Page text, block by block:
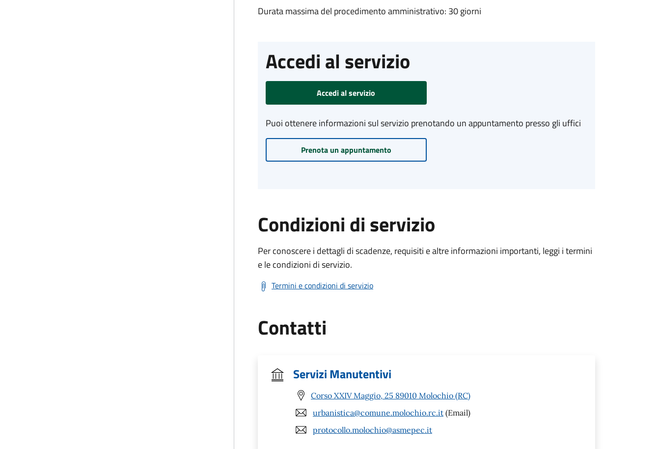
Durata massima del procedimento amministrativo: 30 giorni
Accedi al servizio
Accedi al servizio
Puoi ottenere informazioni sul servizio prenotando un appuntamento presso gli uffici
Prenota un appuntamento
Condizioni di servizio
Per conoscere i dettagli di scadenze, requisiti e altre informazioni importanti, leggi i termini
e le condizioni di servizio.
Termini e condizioni di servizio
Contatti
Servizi Manutentivi
Corso XXIV Maggio, 25 89010 Molochio (RC)
urbanistica@comune.molochio.rc.it (Email)
protocollo.molochio@asmepec.it